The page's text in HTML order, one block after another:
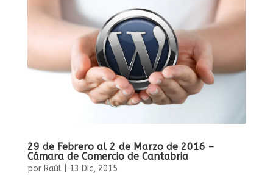
29 de Febrero al 2 de Marzo de 2016 –
Cámara de Comercio de Cantabria
por Raúl| 13 Dic, 2015